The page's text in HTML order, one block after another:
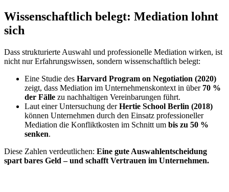
Wissenschaftlich belegt: Mediation lohnt
sich
Dass strukturierte Auswahl und professionelle Mediation wirken, ist
nicht nur Erfahrungswissen, sondern wissenschaftlich belegt:
Eine Studie des Harvard Program on Negotiation (2020)
zeigt, dass Mediation im Unternehmenskontext in über 70 %
der Fälle zu nachhaltigen Vereinbarungen führt.
Laut einer Untersuchung derHertie School Berlin (2018)
können Unternehmen durch den Einsatz professioneller
Mediation die Konfliktkosten im Schnitt um bis zu 50 %
senken.
Diese Zahlen verdeutlichen: Eine gute Auswahlentscheidung
spart bares Geld – und schafft Vertrauen im Unternehmen.